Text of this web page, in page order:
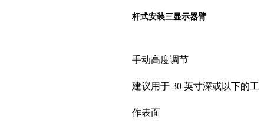
杆式安装三显示器臂
手动高度调节
建议用于 30 英寸深或以下的工
作表面